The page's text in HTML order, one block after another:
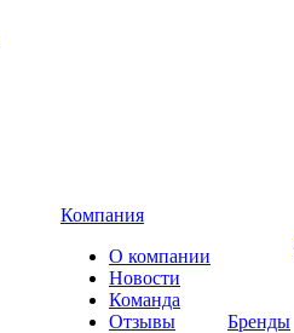
Компания
О компании
Новости
Команда
Отзывы
Бренды